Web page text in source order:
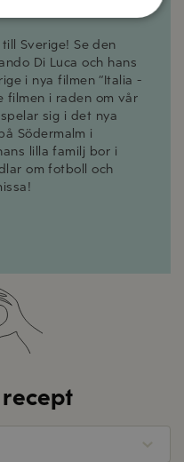
Sverige! Se den
Di Luca och hans
i nya filmen “Italia -
filmen i raden om vår
sig i det nya
Södermalm i
lilla familj bor i
om fotboll och